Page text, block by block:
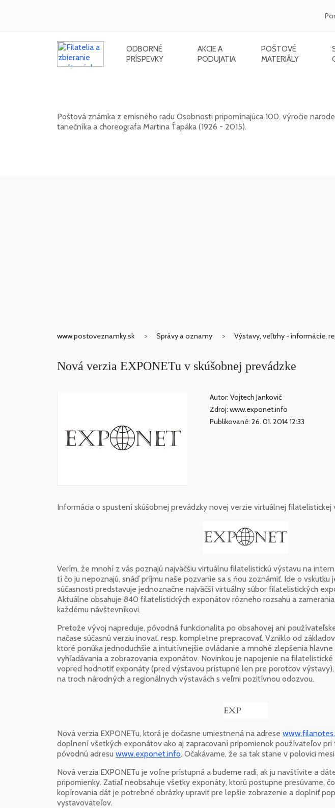
ODBORNÉ
PRÍSPEVKY
AKCIE A
PODUJATIA
POŠTOVÉ
MATERIÁLY
Poštová známka z emisného radu Osobnosti pripomínajúca 100. výročie
tanečníka a choreografa Martina Ťapáka (1926 - 2015).
www.postoveznamky.sk Správy a oznamy Výstavy, veľtrhy - informácie,
Nová verzia EXPONETu v skúšobnej prevádzke
Autor: Vojtech Jankovič
Zdroj: www.exponet.info
Publikované: 26. 01. 2014 12:33
Informácia o spustení skúšobnej prevádzky novej verzie virtuálnej filatelistickej
Verím, že mnohí z vás poznajú najväčšiu virtuálnu filatelistickú výstavu na
tí čo ju nepoznajú, snáď príjmu naše pozvanie sa s ňou zoznámiť. Ide o
súčasnosti predstavuje jednoznačne najväčší virtuálny súbor filatelistických
Aktuálne obsahuje 840 filatelistických exponátov rôzneho rozsahu a
každému návštevníkovi.
Pretože vývoj napreduje, pôvodná funkcionalita po obsahovej ani
načase súčasnú verziu inovať, resp. kompletne prepracovať. Vzniklo od
ktoré ponúka jednoduchšie a intuitívnejšie ovládanie a mnohé zlepšenia
vyhľadávania a zobrazovania exponátov. Novinkou je napojenie na
vopred hodnotiť exponáty (pred výstavou prístupné len pre porotcov
na troch národných a regionálnych výstavách s veľmi pozitívnou odozvou.
Nová verzia EXPONETu, ktorá je dočasne umiestnená na adrese
doplnení všetkých exponátov ako aj zapracovaní pripomienok používateľov
pôvodnú adresu www.exponet.info. Očakávame, že sa tak stane v polovici
Nová verzia EXPONETu je voľne prístupná a budeme radi, ak ju navštívite a
pripomienky. Zatiaľ neobsahuje všetky exponáty, ktorú postupne presúvame,
kopírovania dát je potrebné obrázky upraviť pre lepšie zobrazenie a doplniť
vystavovateľov.